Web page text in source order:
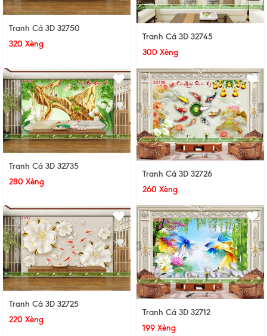
Tranh Cá 3D 32750
320 Xèng
Tranh Cá 3D 32745
300 Xèng
Tranh Cá 3D 32735
280 Xèng
Tranh Cá 3D 32726
260 Xèng
Tranh Cá 3D 32725
220 Xèng
Tranh Cá 3D 32712
199 Xèng